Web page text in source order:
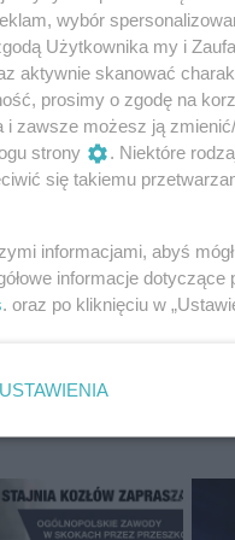
nogi z gazu. Poza
temu można
- Koszt prac to 2 mln.
przebudowy ulic
w pobliżu
wybór
Użytkownika my i
aktywnie skanować
prosimy o zgodę na
i zawsze możesz ją
strony
. Niektóre
się takiemu
informacjami, abyś
informacje
. oraz po kliknięciu w
USTAWIENIA